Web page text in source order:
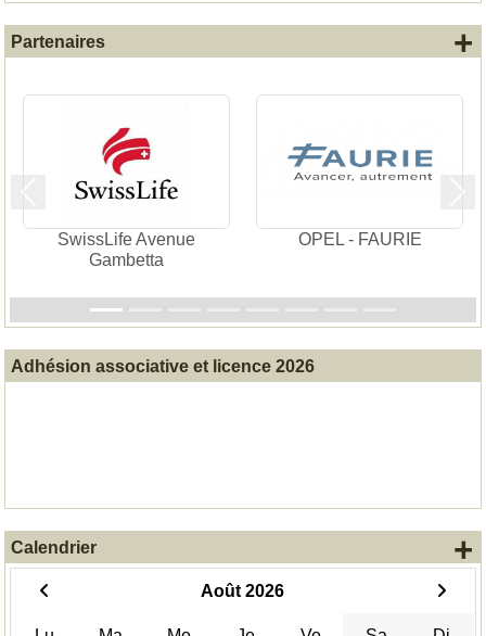
Partenaires
SwissLife Avenue
Gambetta
OPEL - FAURIE
Précedent
+
Adhésion associative et licence 2026
Calendrier
Août 2026
+